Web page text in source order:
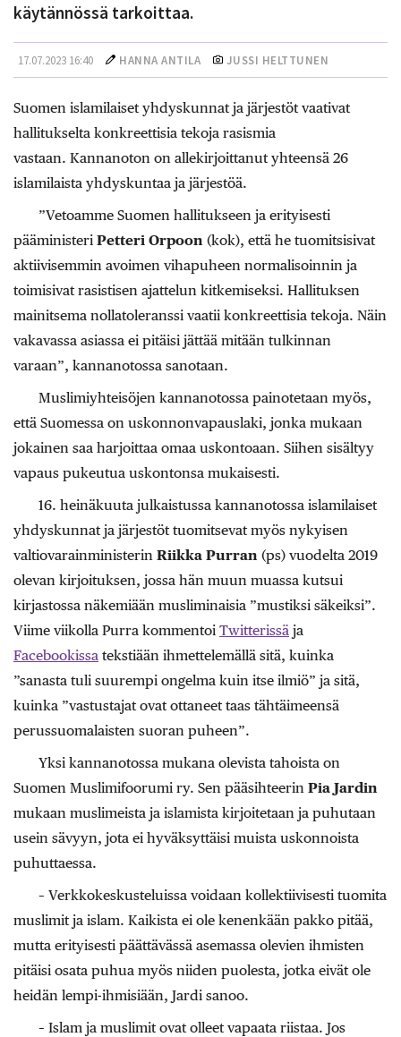
käytännössä tarkoittaa.
17.07.2023 16:40 HANNA ANTILA JUSSI HELTTUNEN
Suomen islamilaiset yhdyskunnat ja järjestöt vaativat
hallitukselta konkreettisia tekoja rasismia
vastaan. Kannanoton on allekirjoittanut yhteensä 26
islamilaista yhdyskuntaa ja järjestöä.
”Vetoamme Suomen hallitukseen ja erityisesti
pääministeri Petteri Orpoon (kok), että he tuomitsisivat
aktiivisemmin avoimen vihapuheen normalisoinnin ja
toimisivat rasistisen ajattelun kitkemiseksi. Hallituksen
mainitsema nollatoleranssi vaatii konkreettisia tekoja. Näin
vakavassa asiassa ei pitäisi jättää mitään tulkinnan
varaan”, kannanotossa sanotaan.
Muslimiyhteisöjen kannanotossa painotetaan myös,
että Suomessa on uskonnonvapauslaki, jonka mukaan
jokainen saa harjoittaa omaa uskontoaan. Siihen sisältyy
vapaus pukeutua uskontonsa mukaisesti.
16. heinäkuuta julkaistussa kannanotossa islamilaiset
yhdyskunnat ja järjestöt tuomitsevat myös nykyisen
valtiovarainministerin Riikka Purran (ps) vuodelta 2019
olevan kirjoituksen, jossa hän muun muassa kutsui
kirjastossa näkemiään musliminaisia ”mustiksi säkeiksi”.
Viime viikolla Purra kommentoi Twitterissä ja
Facebookissa tekstiään ihmettelemällä sitä, kuinka
”sanasta tuli suurempi ongelma kuin itse ilmiö” ja sitä,
kuinka ”vastustajat ovat ottaneet taas tähtäimeensä
perussuomalaisten suoran puheen”.
Yksi kannanotossa mukana olevista tahoista on
Suomen Muslimifoorumi ry. Sen pääsihteerin Pia Jardin
mukaan muslimeista ja islamista kirjoitetaan ja puhutaan
usein sävyyn, jota ei hyväksyttäisi muista uskonnoista
puhuttaessa.
– Verkkokeskusteluissa voidaan kollektiivisesti tuomita
muslimit ja islam. Kaikista ei ole kenenkään pakko pitää,
mutta erityisesti päättävässä asemassa olevien ihmisten
pitäisi osata puhua myös niiden puolesta, jotka eivät ole
heidän lempi-ihmisiään, Jardi sanoo.
– Islam ja muslimit ovat olleet vapaata riistaa. Jos